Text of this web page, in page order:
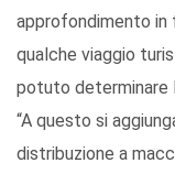
approfondimento in
qualche viaggio
potuto determinare
“A questo si
distribuzione a